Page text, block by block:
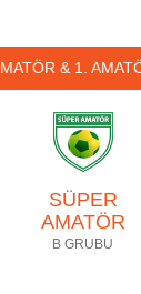
& 1.
SÜPER
AMATÖR
B GRUBU